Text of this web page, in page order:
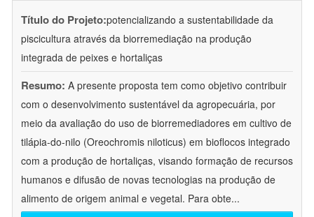
Título do Projeto:potencializando a sustentabilidade da
piscicultura através da biorremediação na produção
integrada de peixes e hortaliças
Resumo: A presente proposta tem como objetivo contribuir
com o desenvolvimento sustentável da agropecuária, por
meio da avaliação do uso de biorremediadores em cultivo de
tilápia-do-nilo (Oreochromis niloticus) em bioflocos integrado
com a produção de hortaliças, visando formação de recursos
humanos e difusão de novas tecnologias na produção de
alimento de origem animal e vegetal. Para obte...